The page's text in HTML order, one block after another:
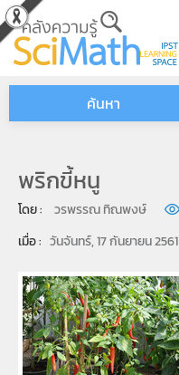
Skip to main content
ค้นหา
พริกขี้หนู
โดย : วรพรรณ ทิณพงษ์
เมื่อ : วันจันทร์, 17 กันยายน 2561